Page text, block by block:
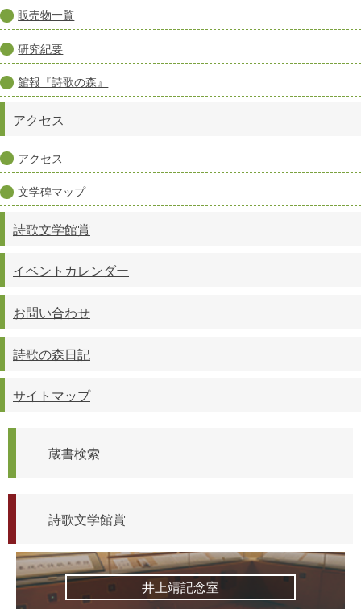
販売物一覧
研究紀要
館報『詩歌の森』
アクセス
アクセス
文学碑マップ
詩歌文学館賞
イベントカレンダー
お問い合わせ
詩歌の森日記
サイトマップ
蔵書検索
詩歌文学館賞
井上靖記念室